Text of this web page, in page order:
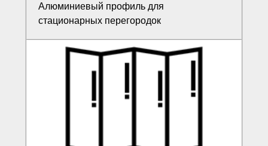
Алюминиевый профиль для
стационарных перегородок